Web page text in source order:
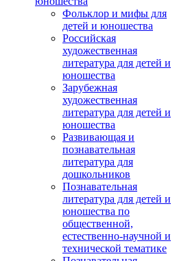
Фольклор и мифы для
детей и юношества
Российская
художественная
литература для детей и
юношества
Зарубежная
художественная
литература для детей и
юношества
Развивающая и
познавательная
литература для
дошкольников
Познавательная
литература для детей и
юношества по
общественной,
естественно-научной и
технической тематике